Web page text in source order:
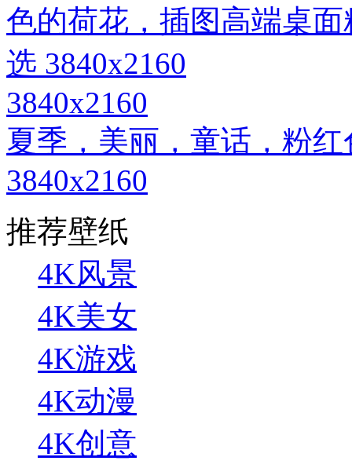
3840x2160
夏季，美丽，童话，粉
3840x2160
推荐壁纸
4K风景
4K美女
4K游戏
4K动漫
4K创意